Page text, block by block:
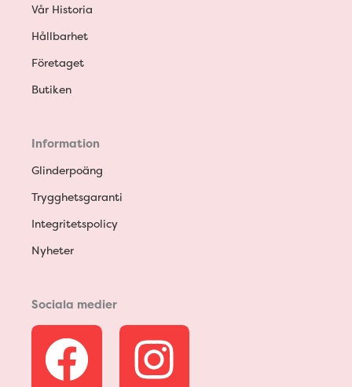
Vår Historia
Hållbarhet
Företaget
Butiken
Information
Glinderpoäng
Trygghetsgaranti
Integritetspolicy
Nyheter
Sociala medier
F I